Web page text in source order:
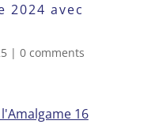
2024 avec
| 0 comments
16